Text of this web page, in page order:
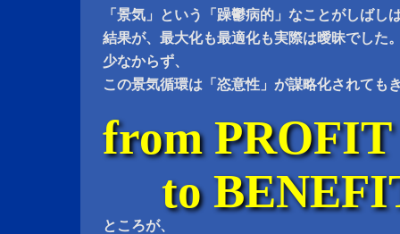
「景気」という「躁鬱病的」なことがしばし
結果が、最大化も最適化も実際は曖昧でした
少なからず、
この景気循環は「恣意性」が謀略化されても
from PROFIT
to
ところが、